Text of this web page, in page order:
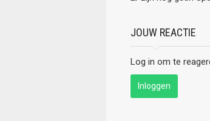
JOUW REACTIE
Log in om te
Inloggen